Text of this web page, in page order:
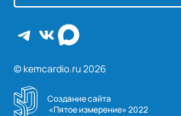
© kemcardio.ru 2026
Создание сайта
«Пятое измерение» 2022